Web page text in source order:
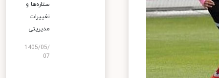
ستاره‌ها و
تغییرات
مدیریتی
1405/05/
07